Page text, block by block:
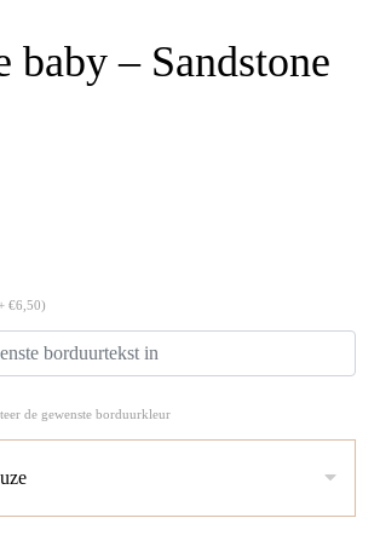
baby – Sandstone
€6,50)
de gewenste borduurkleur